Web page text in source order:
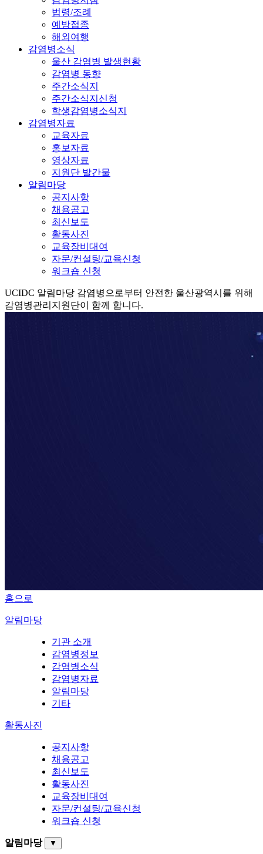
법령/조례
예방접종
해외여행
감염병소식
울산 감염병 발생현황
감염병 동향
주간소식지
주간소식지신청
학생감염병소식지
감염병자료
교육자료
홍보자료
영상자료
지원단 발간물
알림마당
공지사항
채용공고
최신보도
활동사진
교육장비대여
자문/컨설팅/교육신청
워크숍 신청
UCIDC 알림마당 감염병으로부터 안전한 울산광역시를 위해
감염병관리지원단이 함께 합니다.
홈으로
알림마당
기관 소개
감염병정보
감염병소식
감염병자료
알림마당
기타
활동사진
공지사항
채용공고
최신보도
활동사진
교육장비대여
자문/컨설팅/교육신청
워크숍 신청
알림마당 ▼